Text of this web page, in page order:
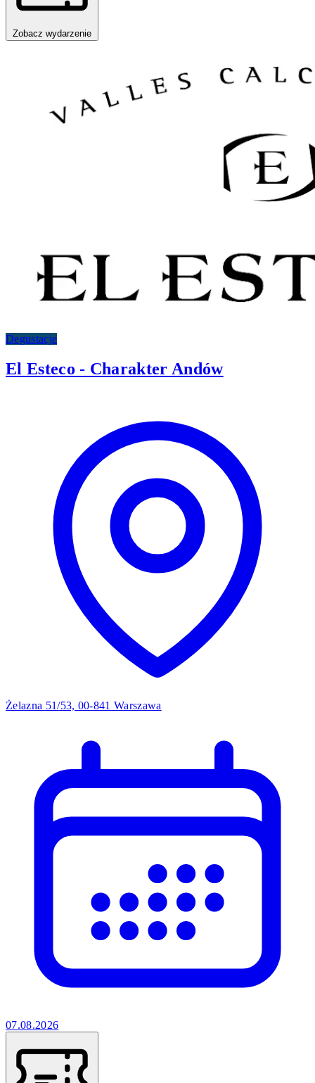
Zobacz wydarzenie
Degustacje
El Esteco - Charakter Andów
Żelazna 51/53, 00-841 Warszawa
07.08.2026